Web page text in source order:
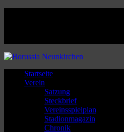
Startseite
Verein
Satzung
Steckbrief
Vereinsspielplan
Stadionmagazin
Chronik